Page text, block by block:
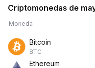
Criptomonedas de
Moneda
Bitcoin
BTC
Ethereum